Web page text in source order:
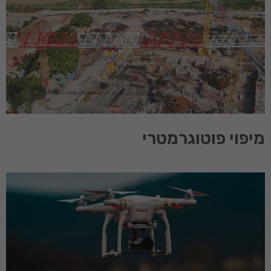
מיפוי פוטוגרמטרי
לראות תוכן
והצעות
מותאמות
אישית.